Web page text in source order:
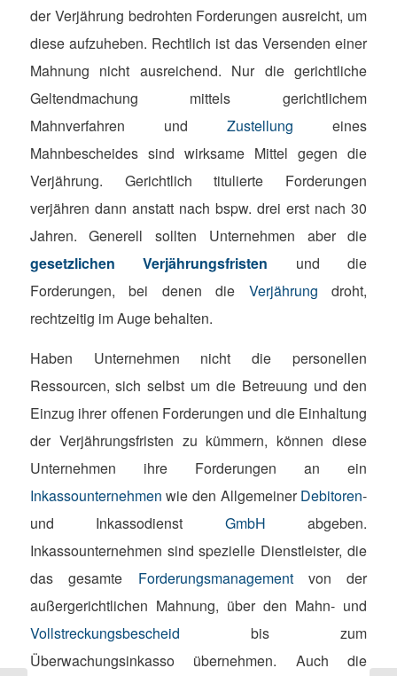
der Verjährung bedrohten Forderungen ausreicht, um
diese aufzuheben. Rechtlich ist das Versenden einer
Mahnung nicht ausreichend. Nur die gerichtliche
Geltendmachung mittels gerichtlichem
Mahnverfahren undZustellung eines
Mahnbescheides sind wirksame Mittel gegen die
Verjährung. Gerichtlich titulierte Forderungen
verjähren dann anstatt nach bspw. drei erst nach 30
Jahren. Generell sollten Unternehmen aber die
gesetzlichen Verjährungsfristen und die
Forderungen, bei denen die Verjährung droht,
rechtzeitig im Auge behalten.
Haben Unternehmen nicht die personellen
Ressourcen, sich selbst um die Betreuung und den
Einzug ihrer offenen Forderungen und die Einhaltung
der Verjährungsfristen zu kümmern, können diese
Unternehmen ihre Forderungen an ein
Inkassounternehmen wie den AllgemeinerDebitoren-
und Inkassodienst GmbH abgeben.
Inkassounternehmen sind spezielle Dienstleister, die
das gesamte Forderungsmanagementvon der
außergerichtlichen Mahnung, über den Mahn- und
Vollstreckungsbescheid bis zum
Überwachungsinkasso übernehmen. Auch die